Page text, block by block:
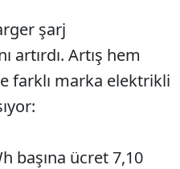
şarj
artırdı. Artış hem
farklı marka elektrikli
başına ücret 7,10